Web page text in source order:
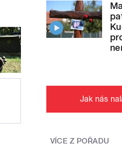
Jak nás
VÍCE Z POŘADU